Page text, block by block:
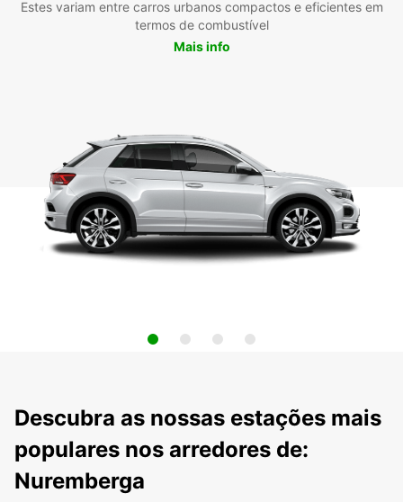
Estes variam entre carros urbanos compactos e eficientes em
termos de combustível
Mais info
Descubra as nossas estações mais
populares nos arredores de:
Nuremberga